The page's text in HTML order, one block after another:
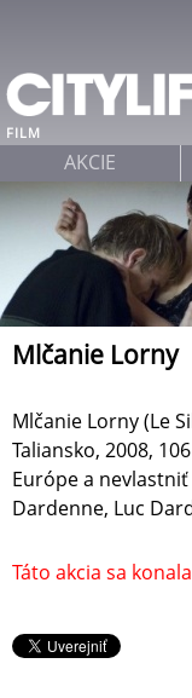
FILM
Mlčanie Lorny
Mlčanie Lorny (Le
Taliansko, 2008,
Európe a
Dardenne, Luc
Táto akcia sa
AKCIE